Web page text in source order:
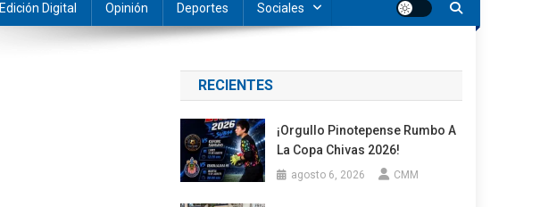
Edición Digital Opinión Deportes Sociales
RECIENTES
¡Orgullo Pinotepense Rumbo A
La Copa Chivas 2026!
agosto 6, 2026 CMM